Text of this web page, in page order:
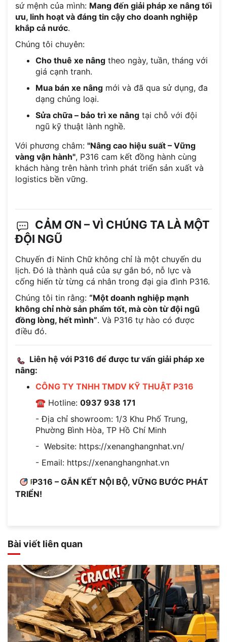
sứ mệnh của mình: Mang đến giải pháp xe nâng tối
ưu, linh hoạt và đáng tin cậy cho doanh nghiệp
khắp cả nước.
Chúng tôi chuyên:
Cho thuê xe nâng theo ngày, tuần, tháng với
giá cạnh tranh.
Mua bán xe nâng mới và đã qua sử dụng, đa
dạng chủng loại.
Sửa chữa – bảo trì xe nâng tại chỗ với đội
ngũ kỹ thuật lành nghề.
Với phương châm: "Nâng cao hiệu suất – Vững
vàng vận hành", P316 cam kết đồng hành cùng
khách hàng trên hành trình phát triển sản xuất và
logistics bền vững.
CẢM ƠN – VÌ CHÚNG TA LÀ MỘT
ĐỘI NGŨ
Chuyến đi Ninh Chữ không chỉ là một chuyến du
lịch. Đó là thành quả của sự gắn bó, nỗ lực và
cống hiến từ từng cá nhân trong đại gia đình P316.
Chúng tôi tin rằng: “Một doanh nghiệp mạnh
không chỉ nhờ sản phẩm tốt, mà còn từ đội ngũ
đồng lòng, hết mình”. Và P316 tự hào có được
điều đó.
Liên hệ với P316 để được tư vấn giải pháp xe
nâng:
CÔNG TY TNHH TMDV KỸ THUẬT P316
☎ Hotline: 0937 938 171
- Địa chỉ showroom: 1/3 Khu Phố Trung,
Phường Bình Hòa, TP Hồ Chí Minh
- Website: https://xenanghangnhat.vn/
- Email: https://xenanghangnhat.vn
P316 – GẮN KẾT NỘI BỘ, VỮNG BƯỚC PHÁT
TRIỂN!
Bài viết liên quan